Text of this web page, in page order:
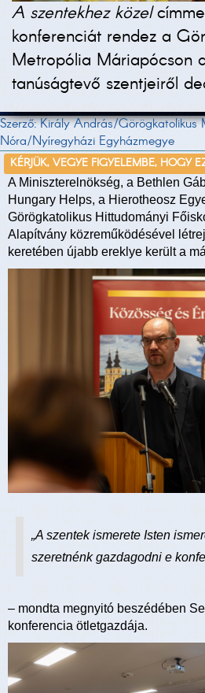
A szentekhez közel
konferenciát rendez a
Metropólia Máriapócson
tanúságtevő szentjeiről
Szerző: Király András/Görögkatolikus
Nóra/Nyíregyházi Egyházmegye
KÉRJÜK, VEGYE FIGYELEMBE, HOGY
A Miniszterelnökség, a Bethlen
Hungary Helps, a Hierotheosz
Görögkatolikus Hittudományi
Alapítvány közreműködésével
keretében újabb ereklye került a
„A szentek ismerete Isten
szeretnénk gazdagodni e
– mondta megnyitó beszédében
konferencia ötletgazdája.